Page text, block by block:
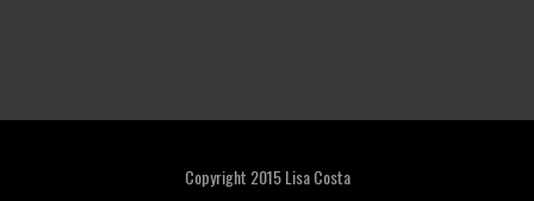
Copyright 2015 Lisa Costa